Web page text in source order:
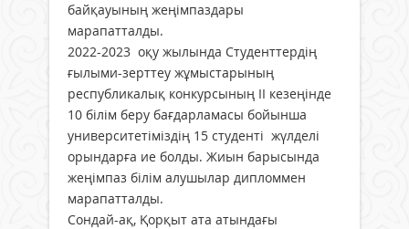
байқауының жеңімпаздары
марапатталды.
2022-2023 оқу жылында Студенттердің
ғылыми-зерттеу жұмыстарының
республикалық конкурсының ІІ кезеңінде
10 білім беру бағдарламасы бойынша
университетіміздің 15 студенті жүлделі
орындарға ие болды. Жиын барысында
жеңімпаз білім алушылар дипломмен
марапатталды.
Сондай-ақ, Қорқыт ата атындағы